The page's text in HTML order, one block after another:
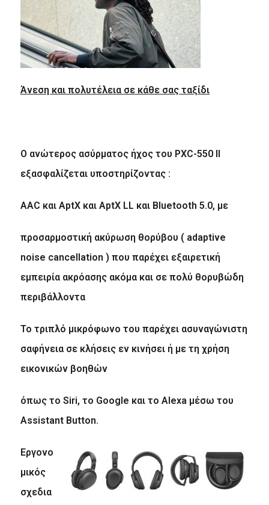
Άνεση και πολυτέλεια σε κάθε σας ταξίδι
Ο ανώτερος ασύρματος ήχος του PXC-550 II
εξασφαλίζεται υποστηρίζοντας :
AAC και AptX και AptX LL και Bluetooth 5.0, με
προσαρμοστική ακύρωση θορύβου ( adaptive
noise cancellation ) που παρέχει εξαιρετική
εμπειρία ακρόασης ακόμα και σε πολύ θορυβώδη
περιβάλλοντα
Το τριπλό μικρόφωνο του παρέχει ασυναγώνιστη
σαφήνεια σε κλήσεις εν κινήσει ή με τη χρήση
εικονικών βοηθών
όπως το Siri, το Google και το Alexa μέσω του
Assistant Button.
Εργονο
μικός
σχεδια